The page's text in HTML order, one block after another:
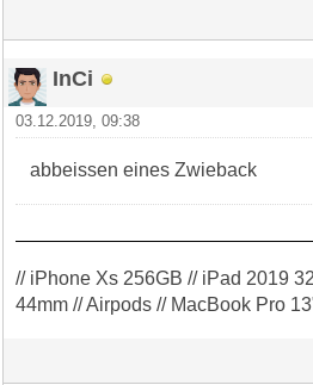
InCi
03.12.2019, 09:38
abbeissen eines Zwieback
// iPhone Xs 256GB // iPad 2019
44mm // Airpods // MacBook Pro